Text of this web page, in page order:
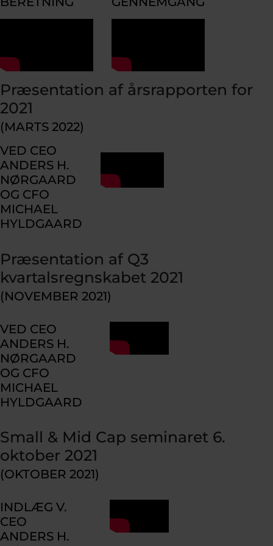
Præsentation af årsrapporten for
2021
(MARTS 2022)
VED CEO
ANDERS H.
NØRGAARD
OG CFO
MICHAEL
HYLDGAARD
Præsentation af Q3
kvartalsregnskabet 2021
(NOVEMBER 2021)
VED CEO
ANDERS H.
NØRGAARD
OG CFO
MICHAEL
HYLDGAARD
Small & Mid Cap seminaret 6.
oktober 2021
(OKTOBER 2021)
INDLÆG V.
CEO
ANDERS H.